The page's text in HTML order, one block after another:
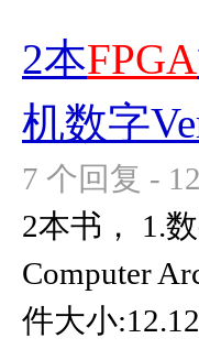
2本FPGA
机数字
7 个回复 -
2本书， 1.
Computer
件大小